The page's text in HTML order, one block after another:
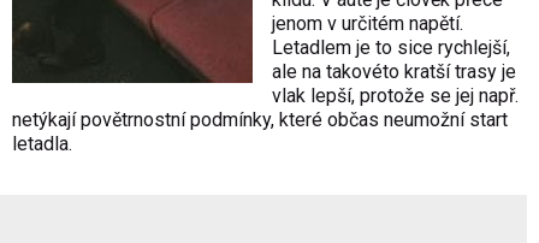
jenom v určitém napětí.
Letadlem je to sice rychlejší,
ale na takovéto kratší trasy je
vlak lepší, protože se jej např.
netýkají povětrnostní podmínky, které občas neumožní start
letadla.